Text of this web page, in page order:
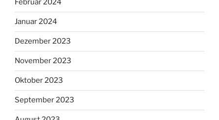
Februar 2024
Januar 2024
Dezember 2023
November 2023
Oktober 2023
September 2023